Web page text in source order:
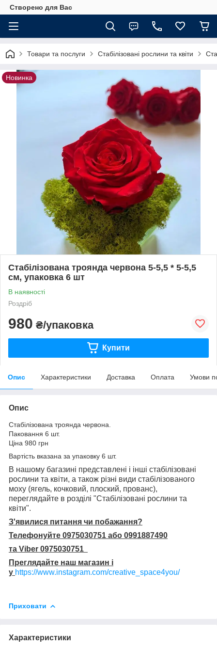
Створено для Вас
Товари та послуги Стабілізовані рослини та квіти
Новинка
Стабілізована троянда червона 5-5,5 * 5-5,5
см, упаковка 6 шт
В наявності
Роздріб
980 ₴/упаковка
Купити
Опис Характеристики Доставка Оплата Умови
Опис
Стабілізована троянда червона.
Паковання 6 шт.
Ціна 980 грн
Вартість вказана за упаковку 6 шт.
В нашому багазині представлені і інші стабілізовані
рослини та квіти, а також різні види стабілізованого
моху (ягель, кочковий, плоский, прованс),
переглядайте в розділі "Стабілізовані рослини та
квіти".
З'явилися питання чи побажання?
Телефонуйте 0975030751 або 0991887490
та Viber 0975030751
Преглядайте наш магазин і
у https://www.instagram.com/creative_space4you/
Приховати
Характеристики